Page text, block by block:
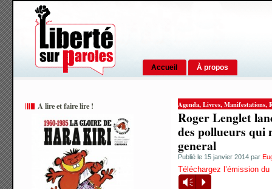
Accueil À propos
A lire et faire lire ! Agenda,Livres,Manifestations,
Roger Lenglet
des pollueurs qui
general
Publié le 15 janvier 2014 par
Téléchargez l’émission
Vm P